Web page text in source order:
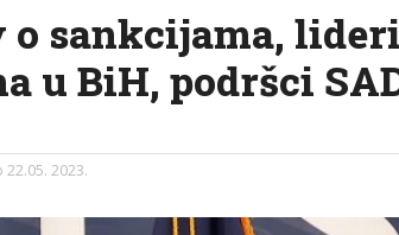
sankcijama,
u BiH, podršci
22.05. 2023.